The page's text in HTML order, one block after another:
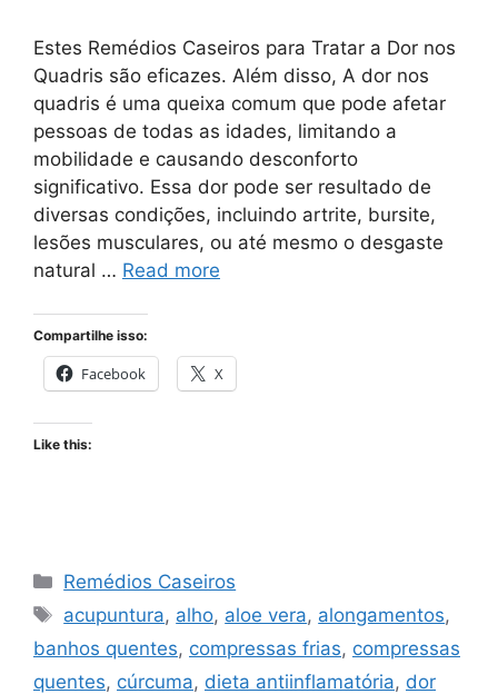
Estes Remédios Caseiros para Tratar a Dor nos
Quadris são eficazes. Além disso, A dor nos
quadris é uma queixa comum que pode afetar
pessoas de todas as idades, limitando a
mobilidade e causando desconforto
significativo. Essa dor pode ser resultado de
diversas condições, incluindo artrite, bursite,
lesões musculares, ou até mesmo o desgaste
natural … Read more
Compartilhe isso:
Facebook X
Like this:
Categories
Remédios Caseiros
Tags
acupuntura, alho, aloe vera, alongamentos,
banhos quentes, compressas frias, compressas
quentes, cúrcuma, dieta antiinflamatória, dor